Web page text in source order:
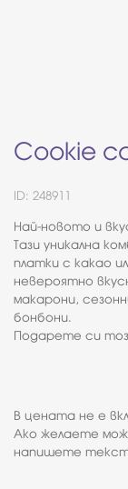
Cookie
ID: 248911
Най-новото и
Тази уникална
платки с какао
невероятно
макарони,
бонбони.
Подарете си
В цената не е
Ако желаете
напишете